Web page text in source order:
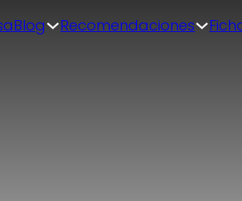
Blog Recomendaciones